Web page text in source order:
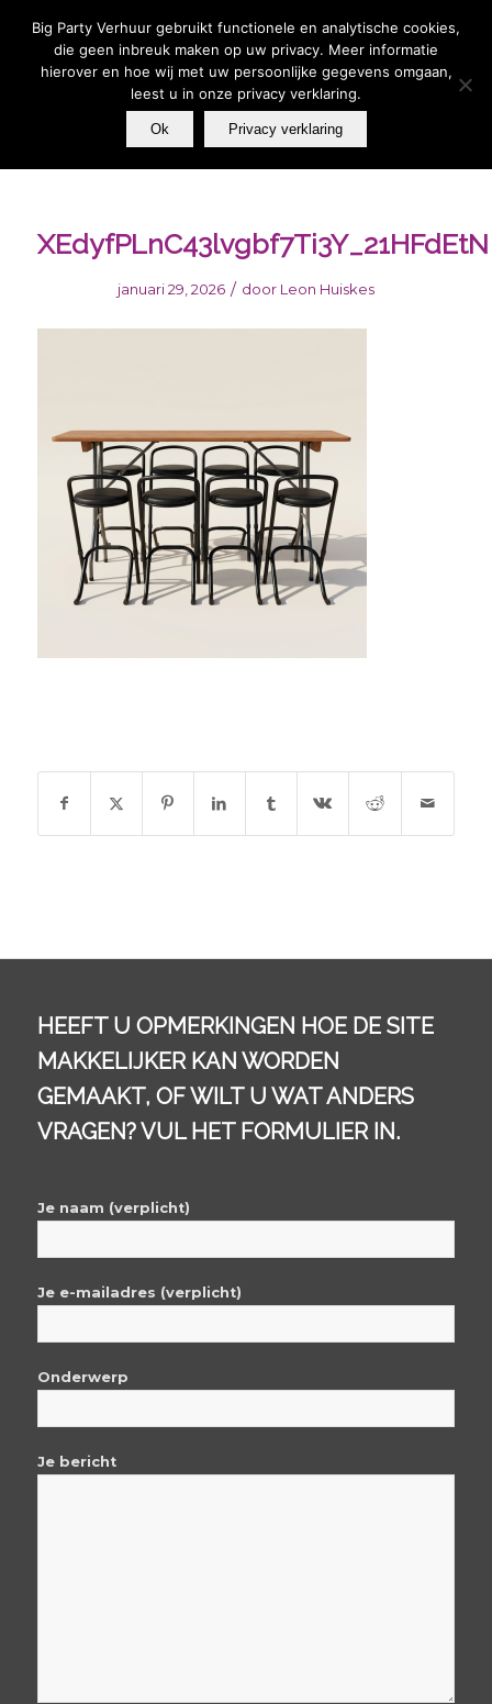
17:00 - U kunt altijd een whatsapp bericht sturen | Wilt u
vandaag, iets huren voor vandaag? Stuur een Whatsapp
bericht 06 – 39 33 27 79.
XEdyfPLnC43lvgbf7Ti3Y_21HFdEtN
januari 29, 2026 / door Leon Huiskes
HEEFT U OPMERKINGEN HOE DE SITE
MAKKELIJKER KAN WORDEN
GEMAAKT, OF WILT U WAT ANDERS
VRAGEN? VUL HET FORMULIER IN.
Je naam (verplicht)
Je e-mailadres (verplicht)
Onderwerp
Je bericht
Big Party Verhuur gebruikt functionele en analytische cookies,
die geen inbreuk maken op uw privacy. Meer informatie
hierover en hoe wij met uw persoonlijke gegevens omgaan,
leest u in onze privacy verklaring.
Ok Privacy verklaring